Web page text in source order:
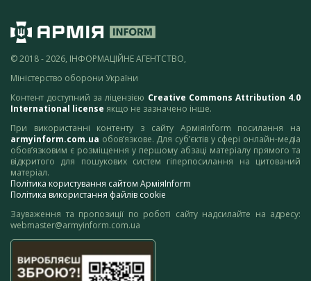
© 2018 - 2026, ІНФОРМАЦІЙНЕ АГЕНТСТВО,
Міністерство оборони України
Контент доступний за ліцензією Creative Commons Attribution 4.0
International license якщо не зазначено інше.
При використанні контенту з сайту АрміяInform посилання на
armyinform.com.ua обов’язкове. Для суб’єктів у сфері онлайн-медіа
обов’язковим є розміщення у першому абзаці матеріалу прямого та
відкритого для пошукових систем гіперпосилання на цитований
матеріал.
Політика користування сайтом АрміяInform
Політика використання файлів cookie
Зауваження та пропозиції по роботі сайту надсилайте на адресу:
webmaster@armyinform.com.ua